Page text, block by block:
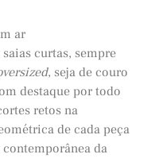
ar
curtas, sempre
, seja de couro
destaque por todo
retos na
de cada peça
da